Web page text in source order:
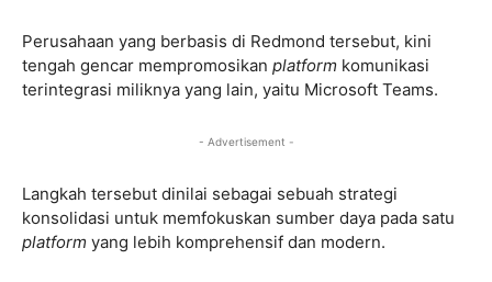
Perusahaan yang berbasis di Redmond tersebut, kini
tengah gencar mempromosikan platform komunikasi
terintegrasi miliknya yang lain, yaitu Microsoft Teams.
- Advertisement -
Langkah tersebut dinilai sebagai sebuah strategi
konsolidasi untuk memfokuskan sumber daya pada satu
platform yang lebih komprehensif dan modern.